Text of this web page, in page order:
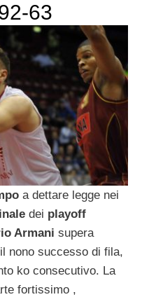
63
a dettare legge nei
dei playoff
Armani supera
nono successo di fila,
ko consecutivo. La
fortissimo ,